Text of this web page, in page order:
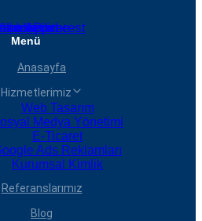
Linkedin
Youtube
Pinterest
Menü
Anasayfa
Hizmetlerimiz
Web Tasarım
Medya Yönetimi
E-Ticaret
Ads Reklamları
Kurumsal Kimlik
Referanslarımız
Blog